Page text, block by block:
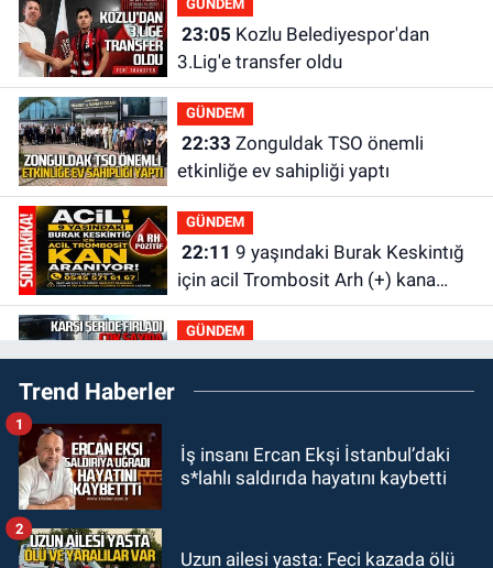
GÜNDEM
23:05
3.Lig'e transfer oldu
GÜNDEM
22:33
etkinliğe ev sahipliği yaptı
GÜNDEM
22:11
için acil Trombosit Arh (+) kana
ihtiyaç var
GÜNDEM
21:50Yoldan çıktı karşı şeride
fırladı: Çok sayıda yaralı var
21:38Ercüment Ünal'dan acık
haber geldi: Ameliyata dayanamadı
Trend Haberler
İş insanı Ercan Ekşi İstanbul’daki
s*lahlı saldırıda hayatını kaybetti
1
Uzun ailesi yasta: Feci kazada ölü
2